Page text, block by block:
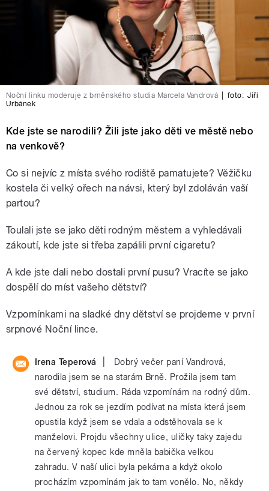
Noční linku moderuje z brněnského studia Marcela Vandrová foto: Jiří
Urbánek
Kde jste se narodili? Žili jste jako děti ve městě nebo
na venkově?
Co si nejvíc z místa svého rodiště pamatujete? Věžičku
kostela či velký ořech na návsi, který byl zdoláván vaší
partou?
Toulali jste se jako děti rodným městem a vyhledávali
zákoutí, kde jste si třeba zapálili první cigaretu?
​A kde jste dali nebo dostali první pusu? Vracíte se jako
dospělí do míst vašeho dětství?
Vzpomínkami na sladké dny dětství se projdeme v první
srpnové Noční lince.
Irena Teperová
Dobrý večer paní Vandrová,
narodila jsem se na starám Brně. Prožila jsem tam
své dětství, studium. Ráda vzpomínám na rodný dům.
Jednou za rok se jezdím podívat na místa která jsem
opustila když jsem se vdala a odstěhovala se k
manželovi. Projdu všechny ulice, uličky taky zajedu
na červený kopec kde mněla babička velkou
zahradu. V naší ulici byla pekárna a když okolo
procházím vzpomínám jak to tam vonělo. No, někdy